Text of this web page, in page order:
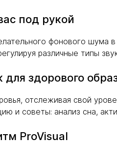
под рукой
фонового
различные типы
здорового
отслеживая свой
и советы: анализ сна,
ProVisual